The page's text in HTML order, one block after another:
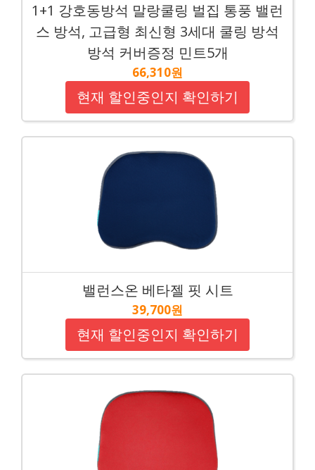
1+1 강호동방석 말랑쿨링 벌집 통풍 밸런
스 방석, 고급형 최신형 3세대 쿨링 방석
방석 커버증정 민트5개
66,310원
현재 할인중인지 확인하기
밸런스온 베타젤 핏 시트
39,700원
현재 할인중인지 확인하기